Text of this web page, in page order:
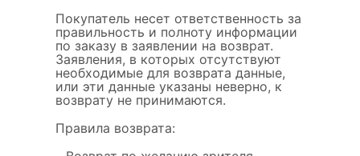
Покупатель несет ответственность за
правильность и полноту информации
по заказу в заявлении на возврат.
Заявления, в которых отсутствуют
необходимые для возврата данные,
или эти данные указаны неверно, к
возврату не принимаются.
Правила возврата: